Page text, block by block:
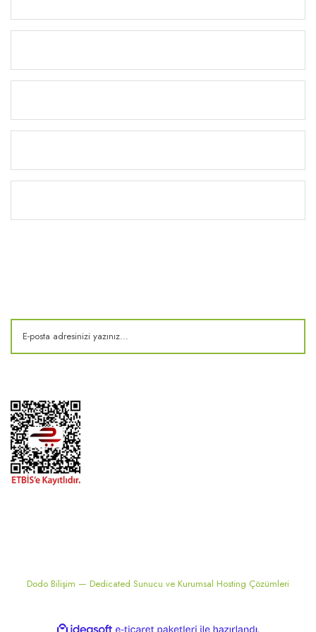
Dodo Bilişim — Dedicated Sunucu ve Kurumsal Hosting Çözümleri
ideasoft e-